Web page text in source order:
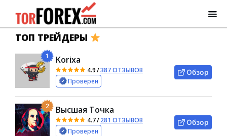
ТОП ТРЕЙДЕРЫ
1 Korixa
4.9/387 ОТЗЫВОВ
Проверен
Обзор
2 Высшая Точка
4.7/281 ОТЗЫВОВ
Проверен
Обзор